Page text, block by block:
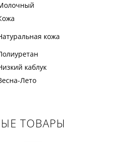
кожа
каблук
Лето
ТОВАРЫ